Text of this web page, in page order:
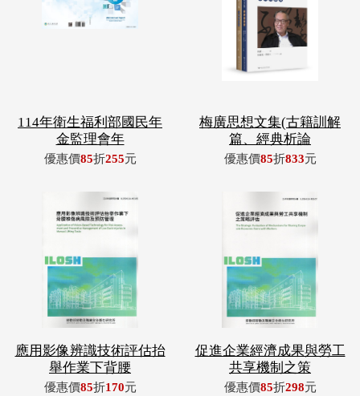
114年衛生福利部國民年
金監理會年
優惠價85折255元
梅廣思想文集(古籍訓解
篇、經典析論
優惠價85折833元
應用影像辨識技術評估抬
舉作業下背腰
優惠價85折170元
促進企業經濟成果與勞工
共享機制之策
優惠價85折298元